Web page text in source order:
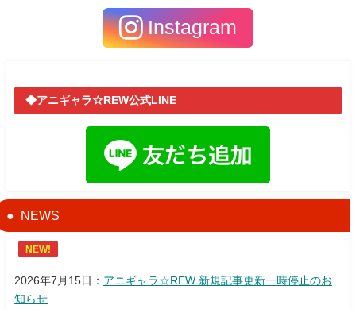
Instagram
◆アニギャラ☆REW公式LINE
NEWS
NEW!
2026年7月15日： アニギャラ☆REW 新規記事更新一時停止のお
知らせ